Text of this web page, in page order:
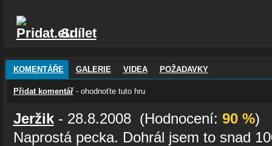
Sdílet
KOMENTÁŘE GALERIE VIDEA POŽADAVKY
Přidat komentář- ohodnoťte tuto hru
Jeržik- 28.8.2008 (Hodnocení: 90 %)
Naprostá pecka. Dohrál jsem to snad